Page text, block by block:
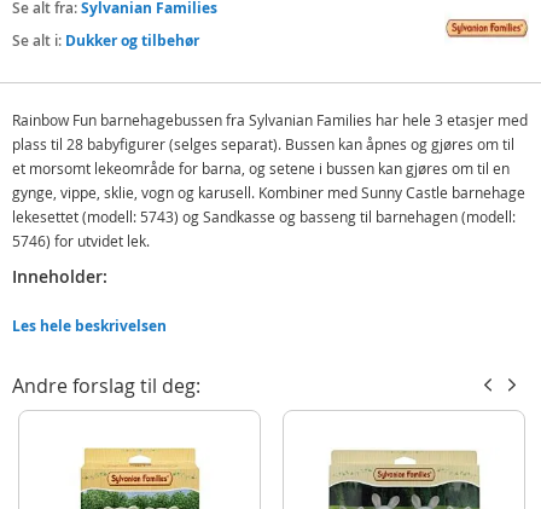
Se alt fra:Sylvanian Families
Se alt i: Dukker og tilbehør
Rainbow Fun barnehagebussen fra Sylvanian Families har hele 3 etasjer med
plass til 28 babyfigurer (selges separat). Bussen kan åpnes og gjøres om til
et morsomt lekeområde for barna, og setene i bussen kan gjøres om til en
gynge, vippe, sklie, vogn og karusell. Kombiner med Sunny Castle barnehage
lekesettet (modell: 5743) og Sandkasse og basseng til barnehagen (modell:
5746) for utvidet lek.
Inneholder:
Alder: fra 3 år
Produktdetaljer
Les hele beskrivelsen
Andre forslag til deg: